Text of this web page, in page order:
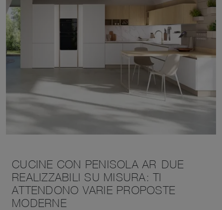
CUCINE CON PENISOLA AR-DUE
REALIZZABILI SU MISURA: TI
ATTENDONO VARIE PROPOSTE
MODERNE